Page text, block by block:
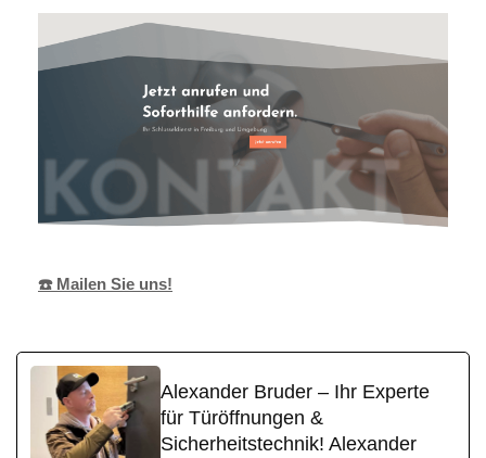
☎️ Mailen Sie uns!
Alexander Bruder – Ihr Experte
für Türöffnungen &
Sicherheitstechnik! Alexander